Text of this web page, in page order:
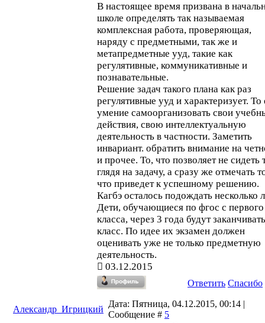
В настоящее время призвана в
школе определять так называемая
комплексная работа, проверяющая,
наряду с предметными, так же и
метапредметные ууд, такие как
регулятивные, коммуникативные и
познавательные.
Решение задач такого плана как раз
регулятивные ууд и характеризует. То
умение самоорганизовать свои
действия, свою интеллектуальную
деятельность в частности. Заметить
инвариант. обратить внимание на
и прочее. То, что позволяет не сидеть
глядя на задачу, а сразу же отмечать
что приведет к успешному решению.
Кагбэ осталось подождать несколько
Дети, обучающиеся по фгос с первого
класса, через 3 года будут
класс. По идее их экзамен должен
оценивать уже не только предметную
деятельность.
03.12.2015
Ответить Спасибо
Александр_Игрицкий
Дата: Пятница, 04.12.2015, 00:14 |
Сообщение # 5